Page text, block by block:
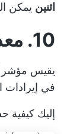
اثنين يمكن
10. معدل نمو الإيرادات
يقيس مؤشر
في
إليك كيفية